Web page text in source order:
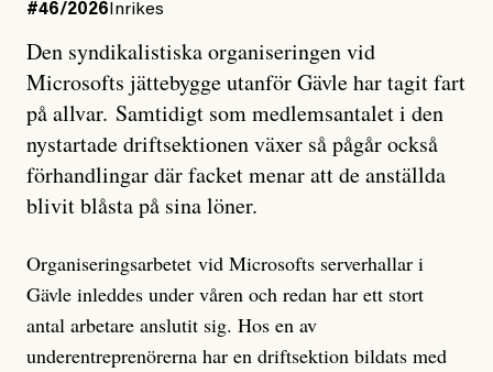
#46/2026 Inrikes
Den syndikalistiska organiseringen vid
Microsofts jättebygge utanför Gävle har tagit fart
på allvar. Samtidigt som medlemsantalet i den
nystartade driftsektionen växer så pågår också
förhandlingar där facket menar att de anställda
blivit blåsta på sina löner.
Organiseringsarbetet vid Microsofts serverhallar i
Gävle inleddes under våren och redan har ett stort
antal arbetare anslutit sig. Hos en av
underentreprenörerna har en driftsektion bildats med